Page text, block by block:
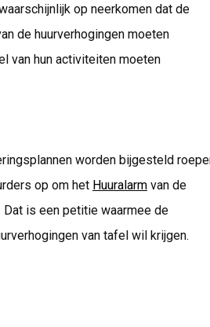
op neerkomen dat de
de huurverhogingen moeten
van hun activiteiten moeten
worden bijgesteld
op om het Huuralarmvan de
Dat is een petitie waarmee de
van tafel wil krijgen.